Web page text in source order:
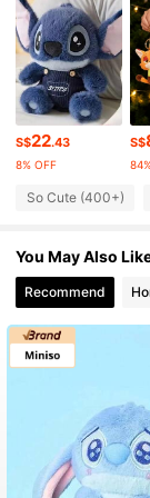
4.92
4.92
4.92
4.92
4.92
4.92
S$22.43
8% OFF
S$
So Cute (400+)
You May Also
Recommend